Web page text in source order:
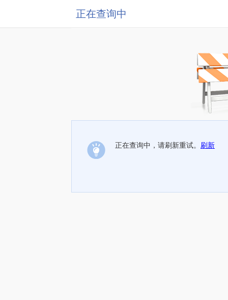
正在查询中
正在查询中，请刷新重试。 刷新